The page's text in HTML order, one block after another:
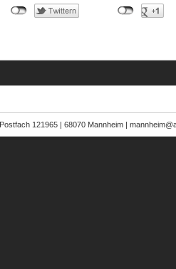
121965 | 68070 Mannheim |